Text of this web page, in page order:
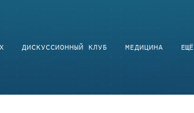
ЕЩЁ
ДИСКУССИОННЫЙ КЛУБ МЕДИЦИНА